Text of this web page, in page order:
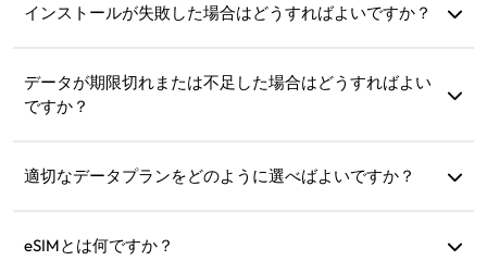
ス」を開き、「データローミング」を有効にしてくださ
インストールが失敗した場合はどうすればよいですか？
イスにインストールされているか確認してください。問題
が解決しない場合は、カスタマーサポートにお問い合わせ
データが期限切れまたは不足した場合はどうすればよい
ですか？
す。
適切なデータプランをどのように選べばよいですか？
日間などの標準プランを提供しています。ニーズに応じて
eSIMとは何ですか？